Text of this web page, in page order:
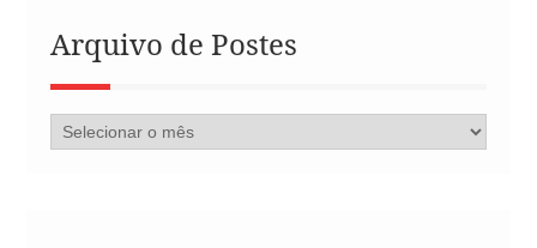
Arquivo de Postes
Arquivo
de